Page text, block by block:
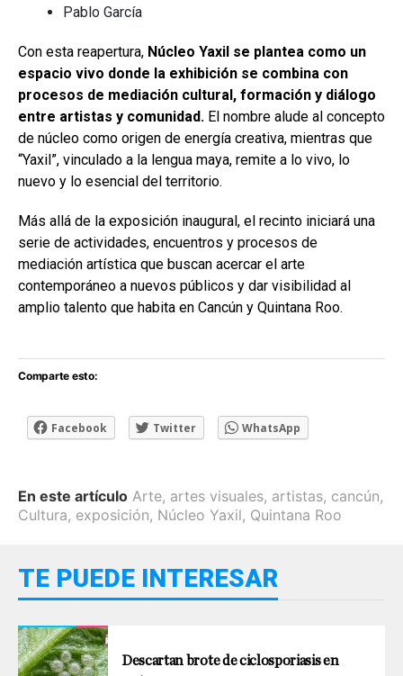
Pablo García
Con esta reapertura, Núcleo Yaxil se plantea como un
espacio vivo donde la exhibición se combina con
procesos de mediación cultural, formación y diálogo
entre artistas y comunidad. El nombre alude al concepto
de núcleo como origen de energía creativa, mientras que
“Yaxil”, vinculado a la lengua maya, remite a lo vivo, lo
nuevo y lo esencial del territorio.
Más allá de la exposición inaugural, el recinto iniciará una
serie de actividades, encuentros y procesos de
mediación artística que buscan acercar el arte
contemporáneo a nuevos públicos y dar visibilidad al
amplio talento que habita en Cancún y Quintana Roo.
Comparte esto:
Facebook Twitter WhatsApp
En este artículo Arte, artes visuales, artistas, cancún,
Cultura, exposición, Núcleo Yaxil, Quintana Roo
TE PUEDE INTERESAR
Descartan brote de ciclosporiasis en